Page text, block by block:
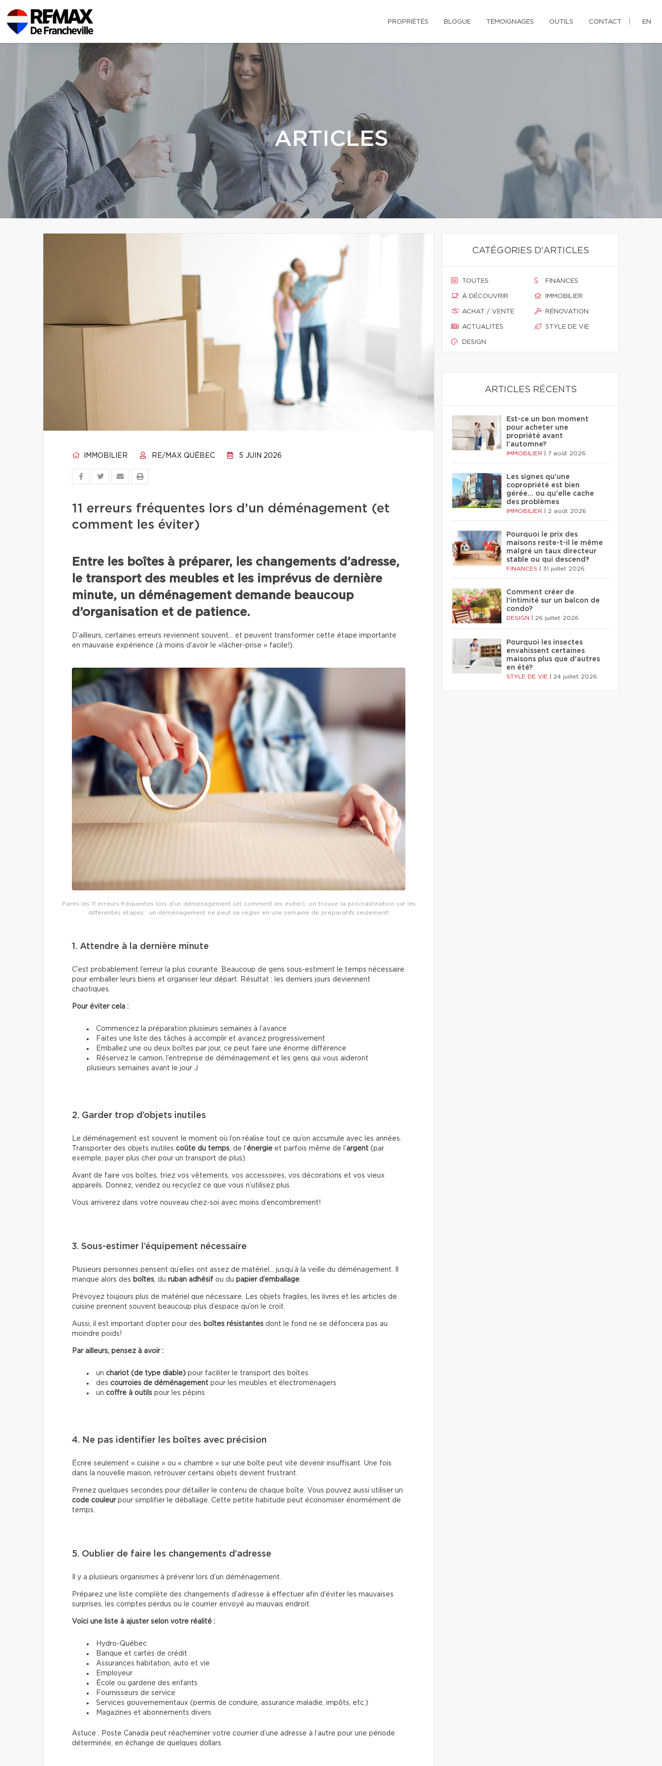
PROPRIÉTÉS BLOGUE TÉMOIGNAGES OUTILS CONTACT EN
ARTICLES
IMMOBILIER RE/MAX QUÉBEC 5 JUIN 2026
11 erreurs fréquentes lors d’un déménagement (et
comment les éviter)
Entre les boîtes à préparer, les changements d’adresse,
le transport des meubles et les imprévus de dernière
minute, un déménagement demande beaucoup
d’organisation et de patience.
D’ailleurs, certaines erreurs reviennent souvent… et peuvent transformer cette étape importante
en mauvaise expérience (à moins d’avoir le «lâcher-prise » facile!).
Parmi les 11 erreurs fréquentes lors d’un déménagement (et comment les éviter), on trouve la procrastination sur les
différentes étapes : un déménagement ne peut se régler en une semaine de préparatifs seulement!
1. Attendre à la dernière minute
C’est probablement l’erreur la plus courante. Beaucoup de gens sous-estiment le temps nécessaire
pour emballer leurs biens et organiser leur départ. Résultat : les derniers jours deviennent
chaotiques.
Pour éviter cela :
Commencez la préparation plusieurs semaines à l’avance
Faites une liste des tâches à accomplir et avancez progressivement
Emballez une ou deux boîtes par jour, ce peut faire une énorme différence
Réservez le camion, l’entreprise de déménagement et les gens qui vous aideront
plusieurs semaines avant le jour J
2. Garder trop d’objets inutiles
Le déménagement est souvent le moment où l’on réalise tout ce qu’on accumule avec les années.
Transporter des objets inutiles coûte du temps , de l’énergie et parfois même de l’argent (par
exemple, payer plus cher pour un transport de plus).
Avant de faire vos boîtes, triez vos vêtements, vos accessoires, vos décorations et vos vieux
appareils. Donnez, vendez ou recyclez ce que vous n’utilisez plus.
Vous arriverez dans votre nouveau chez-soi avec moins d’encombrement!
3. Sous-estimer l’équipement nécessaire
Plusieurs personnes pensent qu’elles ont assez de matériel… jusqu’à la veille du déménagement. Il
manque alors des boîtes , du ruban adhésif ou du papier d’emballage
Prévoyez toujours plus de matériel que nécessaire. Les objets fragiles, les livres et les articles de
cuisine prennent souvent beaucoup plus d’espace qu’on le croit.
Aussi, il est important d’opter pour des boîtes résistantes dont le fond ne se défoncera pas au
moindre poids!
Par ailleurs, pensez à avoir :
un chariot (de type diable) pour faciliter le transport des boîtes
des courroies de déménagement pour les meubles et électroménagers
un coffre à outils pour les pépins
4. Ne pas identifier les boîtes avec précision
Écrire seulement « cuisine » ou « chambre » sur une boîte peut vite devenir insuffisant. Une fois
dans la nouvelle maison, retrouver certains objets devient frustrant.
Prenez quelques secondes pour détailler le contenu de chaque boîte. Vous pouvez aussi utiliser un
code couleurpour simplifier le déballage. Cette petite habitude peut économiser énormément de
temps.
5. Oublier de faire les changements d’adresse
Il y a plusieurs organismes à prévenir lors d’un déménagement.
Préparez une liste complète des changements d’adresse à effectuer afin d’éviter les mauvaises
surprises, les comptes perdus ou le courrier envoyé au mauvais endroit.
Voici une liste à ajuster selon votre réalité :
Hydro-Québec
Banque et cartes de crédit
Assurances habitation, auto et vie
Employeur
École ou garderie des enfants
Fournisseurs de service
Services gouvernementaux (permis de conduire, assurance maladie, impôts, etc.)
Magazines et abonnements divers
Astuce : Poste Canada peut réacheminer votre courrier d’une adresse à l’autre pour une période
déterminée, en échange de quelques dollars.
CATÉGORIES D'ARTICLES
TOUTES
À DÉCOUVRIR
ACHAT / VENTE
ACTUALITÉS
DESIGN
FINANCES
IMMOBILIER
RÉNOVATION
STYLE DE VIE
ARTICLES RÉCENTS
Est-ce un bon moment
pour acheter une
propriété avant
l'automne?
IMMOBILIER 7 août 2026
Les signes qu'une
copropriété est bien
gérée… ou qu'elle cache
des problèmes
IMMOBILIER 2 août 2026
Pourquoi le prix des
maisons reste-t-il le même
malgré un taux directeur
stable ou qui descend?
FINANCES 31 juillet 2026
Comment créer de
l'intimité sur un balcon de
condo?
DESIGN 26 juillet 2026
Pourquoi les insectes
envahissent certaines
maisons plus que d'autres
en été?
STYLE DE VIE 24 juillet 2026